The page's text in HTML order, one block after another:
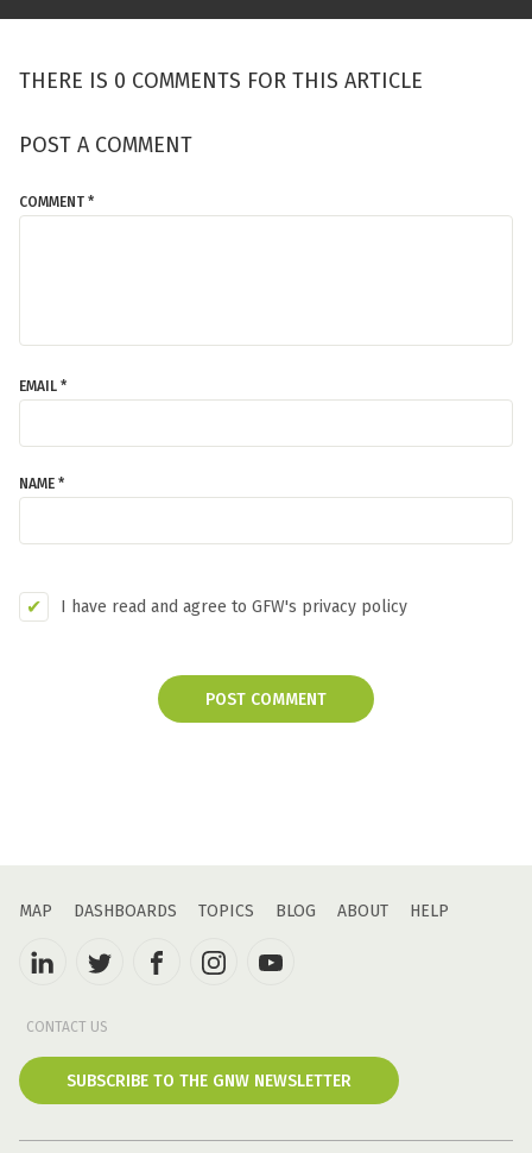
THERE IS 0 COMMENTS FOR THIS ARTICLE
POST A COMMENT
COMMENT *
EMAIL *
NAME *
I have read and agree to GFW's privacy policy
POST COMMENT
MAP DASHBOARDS TOPICS BLOG ABOUT HELP
CONTACT US
SUBSCRIBE TO THE GNW NEWSLETTER